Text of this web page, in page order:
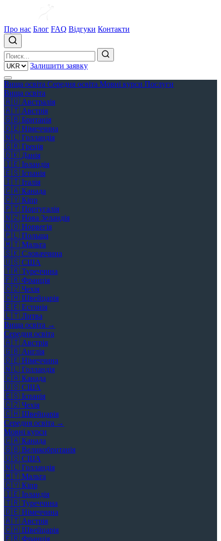
Про нас Блог FAQ Відгуки Контакти
Залишити заявку
Вища освіта Середня освіта Мовні курси Послуги
Вища освіта
🇦🇺 Австралія
🇦🇹 Австрія
🇬🇧 Британія
🇩🇪 Німеччина
🇳🇱 Голландія
🇬🇷 Греція
🇩🇰 Данія
🇮🇪 Ірландія
🇪🇸 Іспанія
🇮🇹 Італія
🇨🇦 Канада
🇨🇾 Кіпр
🇵🇹 Португалія
🇳🇿 Нова Зеландія
🇳🇴 Норвегія
🇵🇱 Польща
🇲🇹 Мальта
🇸🇰 Словаччина
🇺🇸 США
🇹🇷 Туреччина
🇫🇷 Франція
🇨🇿 Чехія
🇨🇭 Швейцарія
🇪🇪 Естонія
🇱🇹 Литва
Вища освіта →
Середня освіта
🇦🇹 Австрія
🇬🇧 Англія
🇩🇪 Німеччина
🇳🇱 Голландія
🇨🇦 Канада
🇺🇸 США
🇪🇸 Іспанія
🇨🇿 Чехія
🇨🇭 Швейцарія
Середня освіта →
Мовні курси
🇨🇦 Канада
🇬🇧 Великобританія
🇺🇸 США
🇳🇱 Голландія
🇲🇹 Мальта
🇨🇾 Кіпр
🇮🇪 Ірландія
🇹🇷 Туреччина
🇩🇪 Німеччина
🇦🇹 Австрія
🇨🇭 Швейцарія
🇫🇷 Франція